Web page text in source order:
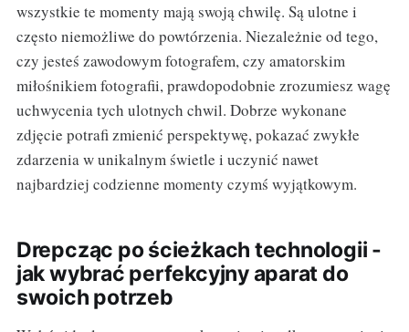
wszystkie te momenty mają swoją chwilę. Są ulotne i
często niemożliwe do powtórzenia. Niezależnie od tego,
czy jesteś zawodowym fotografem, czy amatorskim
miłośnikiem fotografii, prawdopodobnie zrozumiesz wagę
uchwycenia tych ulotnych chwil. Dobrze wykonane
zdjęcie potrafi zmienić perspektywę, pokazać zwykłe
zdarzenia w unikalnym świetle i uczynić nawet
najbardziej codzienne momenty czymś wyjątkowym.
Drepcząc po ścieżkach technologii -
jak wybrać perfekcyjny aparat do
swoich potrzeb